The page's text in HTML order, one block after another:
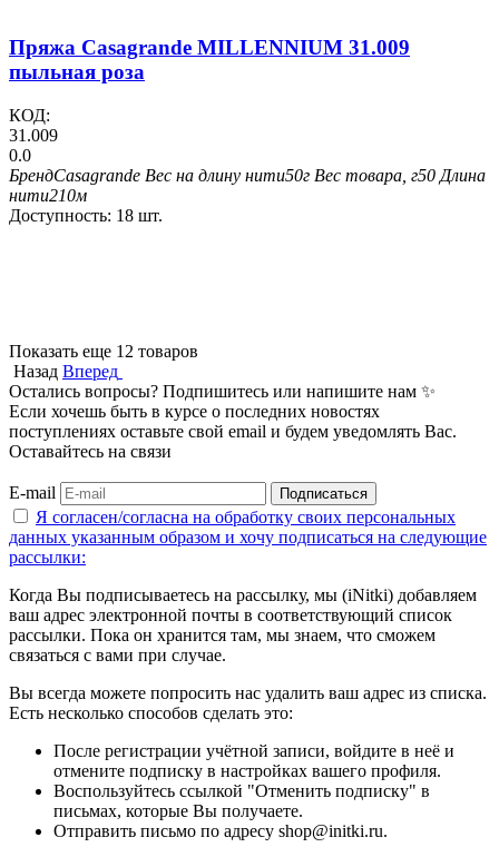
Пряжа Casagrande MILLENNIUM 31.009
пыльная роза
КОД:
31.009
0.0
БрендCasagrande Вес на длину нити50г Вес товара, г50 Длина
нити210м
Доступность: 18 шт.
Показать еще 12 товаров
Назад Вперед
Остались вопросы? Подпишитесь или напишите нам ✨
Если хочешь быть в курсе о последних новостях
поступлениях оставьте свой email и будем уведомлять Вас.
Оставайтесь на связи
E-mail Подписаться
Я согласен/согласна на обработку своих персональных
данных указанным образом и хочу подписаться на следующие
рассылки:
Когда Вы подписываетесь на рассылку, мы (iNitki) добавляем
ваш адрес электронной почты в соответствующий список
рассылки. Пока он хранится там, мы знаем, что сможем
связаться с вами при случае.
Вы всегда можете попросить нас удалить ваш адрес из списка.
Есть несколько способов сделать это:
После регистрации учётной записи, войдите в неё и
отмените подписку в настройках вашего профиля.
Воспользуйтесь ссылкой "Отменить подписку" в
письмах, которые Вы получаете.
Отправить письмо по адресу shop@initki.ru.